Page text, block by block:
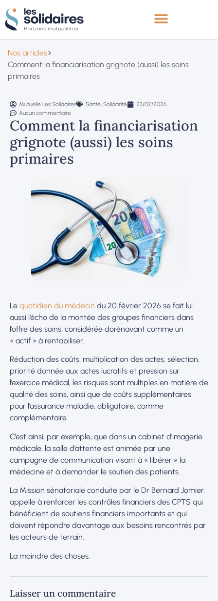
Nos articles
Comment la financiarisation grignote (aussi) les soins
primaires
Mutuelle Les Solidaires Santé, Solidarité
23/02/2026
Aucun commentaire
Comment la financiarisation
grignote (aussi) les soins
primaires
Le quotidien du médecin du 20 février 2026 se fait lui
aussi l’écho de la montée des groupes financiers dans
l’offre des soins, considérée dorénavant comme un
« actif » à rentabiliser.
Réduction des coûts, multiplication des actes, sélection,
priorité donnée aux actes lucratifs et pression sur
l’exercice médical, les risques sont multiples en matière de
qualité des soins, ainsi que de coûts supplémentaires
pour l’assurance maladie, obligatoire, comme
complémentaire.
C’est ainsi, par exemple, que dans un cabinet d’imagerie
médicale, la salle d’attente est animée par une
campagne de communication visant à « libérer » la
médecine et à demander le soutien des patients.
La Mission sénatoriale conduite par le Dr Bernard Jomier,
appelle à renforcer les contrôles financiers des CPTS qui
bénéficient de soutiens financiers importants et qui
doivent répondre davantage aux besoins rencontrés par
les acteurs de terrain.
La moindre des choses.
Laisser un commentaire